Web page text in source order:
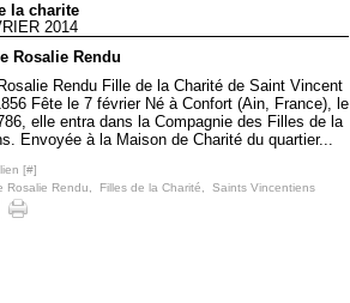
la charite
2014
Rosalie Rendu
Rendu Fille de la Charité de Saint Vincent
Fête le 7 février Né à Confort (Ain, France), le
elle entra dans la Compagnie des Filles de la
Envoyée à la Maison de Charité du quartier...
[#]
Rosalie Rendu Filles de la Charité Saints Vincentiens